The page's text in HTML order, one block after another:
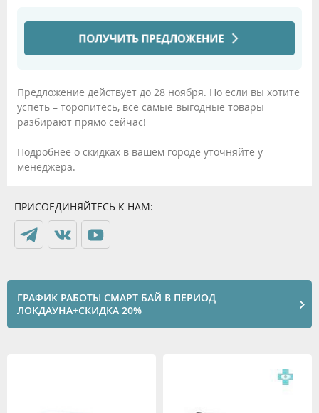
Предложение действует до 28 ноября. Но если вы хотите
успеть – торопитесь, все самые выгодные товары
разбирают прямо сейчас!
Подробнее о скидках в вашем городе уточняйте у
менеджера.
ПРИСОЕДИНЯЙТЕСЬ К НАМ:
ГРАФИК РАБОТЫ СМАРТ БАЙ В ПЕРИОД
ЛОКДАУНА+СКИДКА 20%